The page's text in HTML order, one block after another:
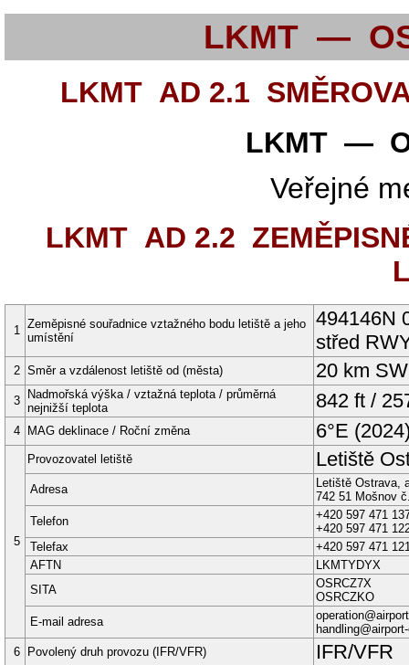
LKMT —
LKMT AD 2.1
LKMT —
Veřejné
LKMT AD 2.2
1 Zeměpisné souřadnice vztažného bodu letiště a jeho
umístění
494146N
střed
2 Směr a vzdálenost letiště od (města) 20 km
3
Nadmořská výška / vztažná teplota / průměrná
nejnižší teplota
842 ft /
4 MAG deklinace / Roční změna 6°E (2024
5
Provozovatel letiště Letiště
Adresa
Letiště Ostrava,
742 51 Mošnov
Telefon
+420 597 471
+420 597 471
Telefax
+420 597 471
AFTN
LKMTYDYX
SITA
OSRCZ7X
OSRCZKO
E-mail adresa
6
Povolený druh provozu (IFR/VFR) IFR/VFR